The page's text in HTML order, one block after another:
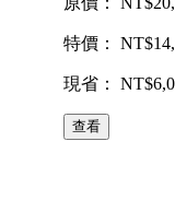
特價：
現省：
查看